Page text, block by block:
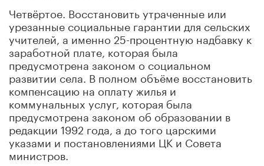
Четвёртое. Восстановитьутраченные или
урезанные социальные гарантии для сельских
учителей, а именно 25-процентную надбавку к
заработной плате, которая была
предусмотрена законом о социальном
развитии села. В полном объёме восстановить
компенсацию на оплату жилья и
коммунальных услуг, которая была
предусмотрена законом об образовании в
редакции 1992 года, а до того царскими
указами и постановлениями ЦК и Совета
министров.